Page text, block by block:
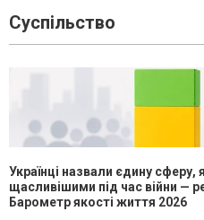
Суспільство
Українці назвали єдину сферу,
щасливішими під час війни —
Барометр якості життя 2026